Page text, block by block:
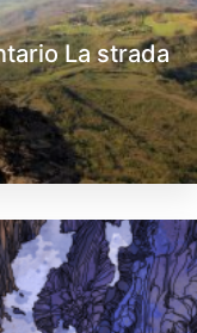
La strada